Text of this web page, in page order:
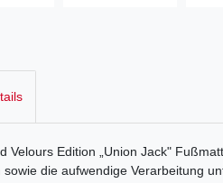
Velours Edition „Union Jack"
die aufwendige Verarbeitung